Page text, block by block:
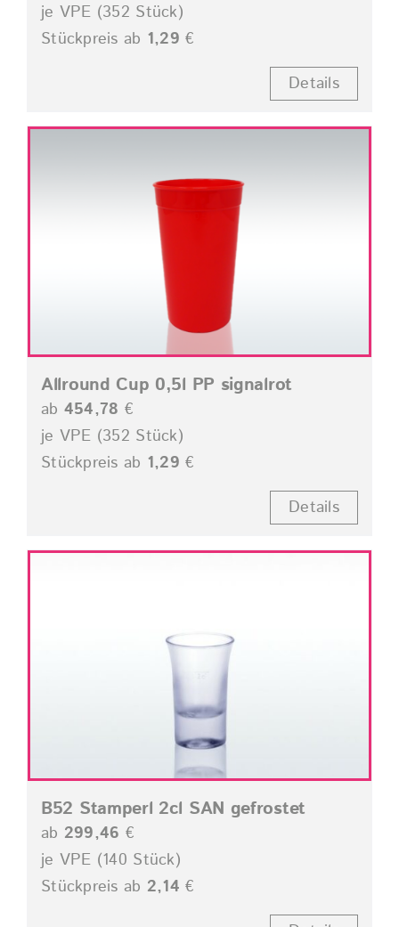
je VPE (352 Stück)
Stückpreis ab 1,29 €
Details
Allround Cup 0,5l PP signalrot
ab 454,78 €
je VPE (352 Stück)
Stückpreis ab 1,29 €
Details
B52 Stamperl 2cl SAN gefrostet
ab 299,46 €
je VPE (140 Stück)
Stückpreis ab 2,14 €